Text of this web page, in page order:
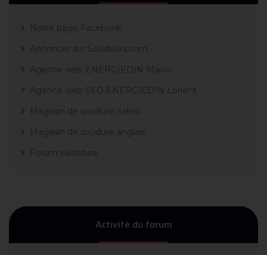
Notre page Facebook
Annoncer sur Soudeurs.com
Agence web ENERGIEDIN Maroc
Agence web SEO ENERGIEDIN Lorient
Magasin de soudure italien
Magasin de soudure anglais
Forum saldatura
Activité du forum